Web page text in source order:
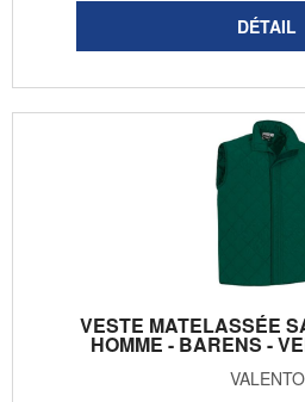
VESTE MATELASSÉE
HOMME - BARENS -
VALENTO